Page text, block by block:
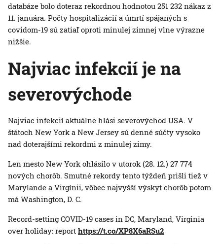
databáze bolo doteraz rekordnou hodnotou 251 232 nákaz z
11. januára. Počty hospitalizácií a úmrtí spájaných s
covidom-19 sú zatiaľ oproti minulej zimnej vlne výrazne
nižšie.
Najviac infekcií je na
severovýchode
Najviac infekcií aktuálne hlási severovýchod USA. V
štátoch New York a New Jersey sú denné súčty vysoko
nad doterajšími rekordmi z minulej zimy.
Len mesto New York ohlásilo v utorok (28. 12.) 27 774
nových chorôb. Smutné rekordy tento týždeň prišli tiež v
Marylande a Virgínii, vôbec najvyšší výskyt chorôb potom
má Washington, D. C.
Record-setting COVID-19 cases in DC, Maryland, Virginia
over holiday: report https://t.co/XP8X6aRSu2